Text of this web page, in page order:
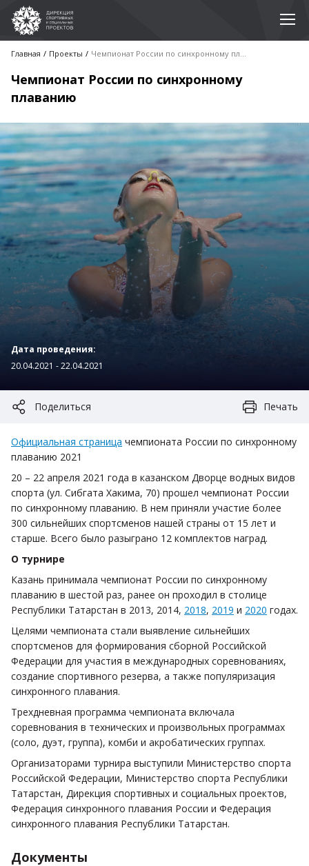
Главная Проекты Чемпионат России по синхронному плаванию
Чемпионат России по синхронному
плаванию
Дата проведения:
20.04.2021 - 22.04.2021
Поделиться Печать
Официальная страница чемпионата России по синхронному
плаванию 2021
20 – 22 апреля 2021 года в казанском Дворце водных видов
спорта (ул. Сибгата Хакима, 70) прошел чемпионат России
по синхронному плаванию. В нем приняли участие более
300 сильнейших спортсменов нашей страны от 15 лет и
старше. Всего было разыграно 12 комплектов наград.
О турнире
Казань принимала чемпионат России по синхронному
плаванию в шестой раз, ранее он проходил в столице
Республики Татарстан в 2013, 2014, 2018, 2019 и 2020 годах.
Целями чемпионата стали выявление сильнейших
спортсменов для формирования сборной Российской
Федерации для участия в международных соревнованиях,
создание спортивного резерва, а также популяризация
синхронного плавания.
Трехдневная программа чемпионата включала
соревнования в технических и произвольных программах
(соло, дуэт, группа), комби и акробатических группах.
Организаторами турнира выступили Министерство спорта
Российской Федерации, Министерство спорта Республики
Татарстан, Дирекция спортивных и социальных проектов,
Федерация синхронного плавания России и Федерация
синхронного плавания Республики Татарстан.
Документы